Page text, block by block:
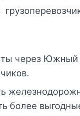
через Южный
более